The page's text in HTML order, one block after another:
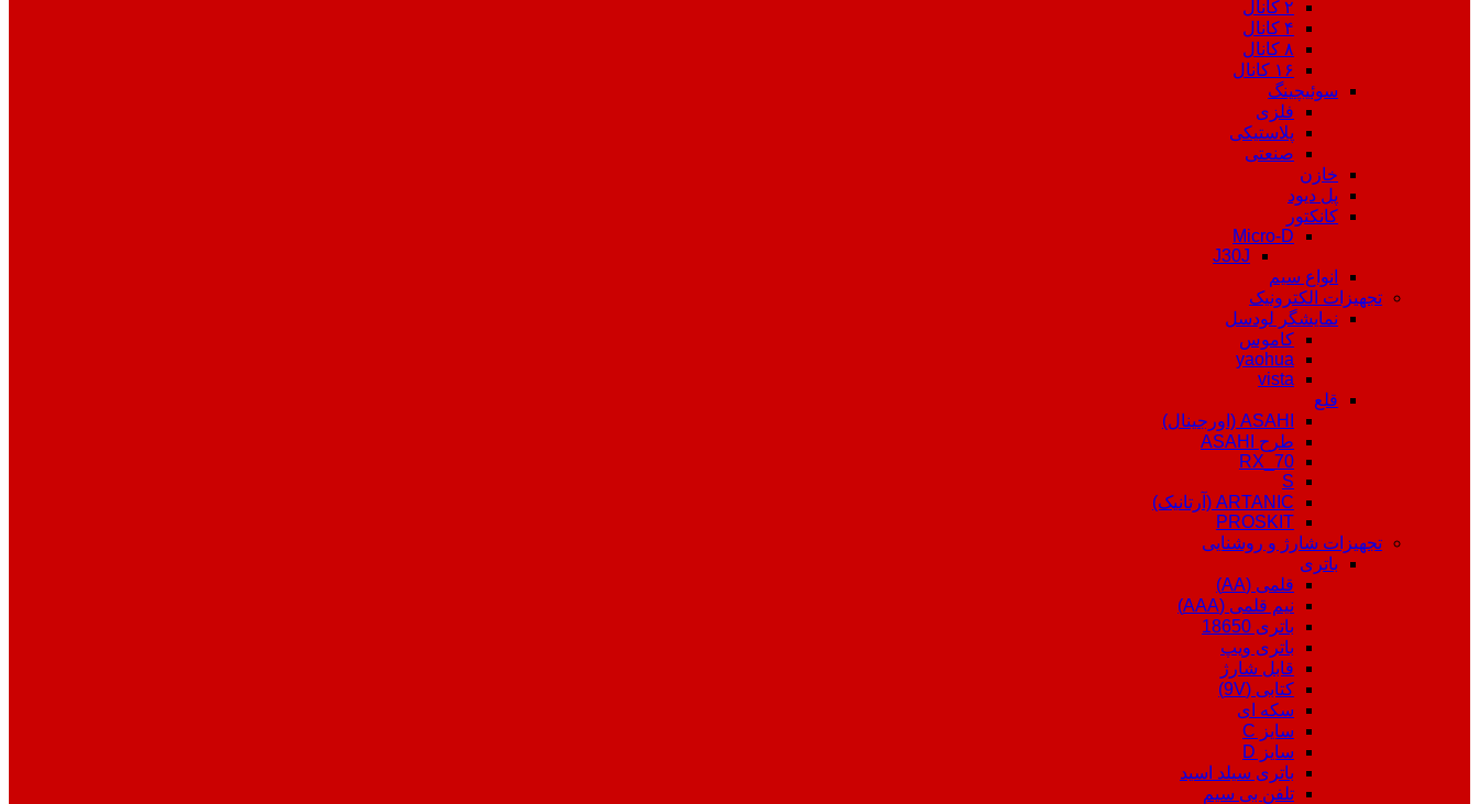
۲ کانال
۴ کانال
۸ کانال
۱۶ کانال
سوئیچینگ
فلزی
پلاستیکی
صنعتی
خازن
پل دیود
کانکتور
Micro-D
J30J
انواع سیم
تجهیزات الکترونیک
نمایشگر لودسل
کاموس
yaohua
vista
قلع
ASAHI (اورجینال)
طرح ASAHI
RX_70
S
ARTANIC (آرتانیک)
PROSKIT
تجهیزات شارژ و روشنایی
باتری
قلمی (AA)
نیم قلمی (AAA)
باتری 18650
باتری ویپ
قابل شارژ
کتابی (9V)
سکه ای
سایز C
سایز D
باتری سیلد اسید
تلفن بی سیم